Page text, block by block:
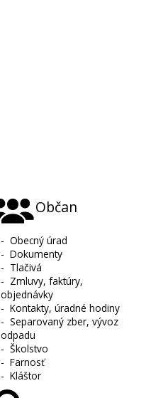
Občan
-Obecný úrad
-Dokumenty
- Tlačivá
- Zmluvy, faktúry,
objednávky
-Kontakty, úradné hodiny
-Separovaný zber, vývoz
odpadu
-Školstvo
-Farnosť
-Kláštor